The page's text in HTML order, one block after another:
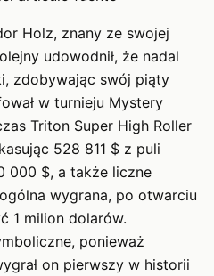
Holz, znany ze swojej
udowodnił, że nadal
zdobywając swój piąty
w turnieju Mystery
Triton Super High Roller
528 811 $ z puli
000 $, a także liczne
wygrana, po otwarciu
1 milion dolarów.
ponieważ
on pierwszy w historii